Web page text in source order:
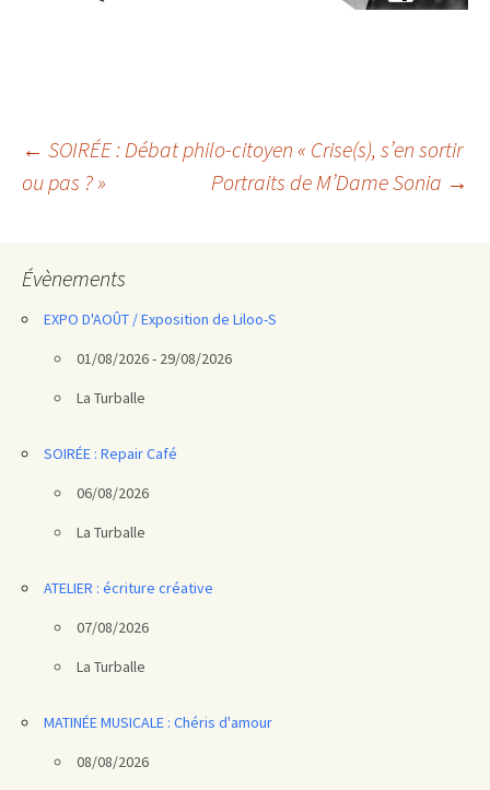
Navigation
des
← SOIRÉE : Débat philo-citoyen « Crise(s), s’en sortir
ou pas ? »
Portraits de M’Dame Sonia →
Évènements
EXPO D'AOÛT / Exposition de Liloo-S
01/08/2026 - 29/08/2026
La Turballe
SOIRÉE : Repair Café
06/08/2026
La Turballe
ATELIER : écriture créative
07/08/2026
La Turballe
MATINÉE MUSICALE : Chéris d'amour
08/08/2026